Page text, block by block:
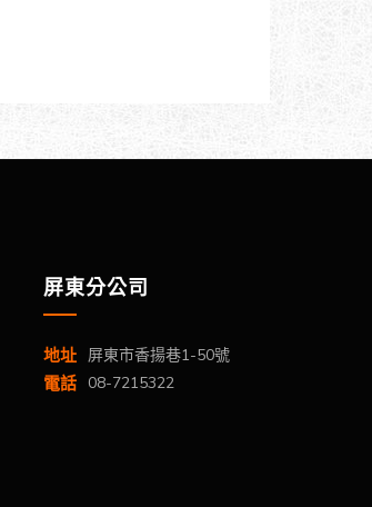
屏東分公司
地址 屏東市香揚巷1-50號
電話 08-7215322